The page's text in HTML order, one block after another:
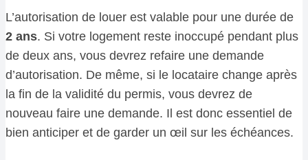
L’autorisation de louer est valable pour une durée de
2 ans. Si votre logement reste inoccupé pendant plus
de deux ans, vous devrez refaire une demande
d’autorisation. De même, si le locataire change après
la fin de la validité du permis, vous devrez de
nouveau faire une demande. Il est donc essentiel de
bien anticiper et de garder un œil sur les échéances.